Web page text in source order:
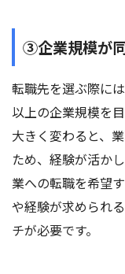
③企業規模が
転職先を選ぶ際に
以上の企業規模を
大きく変わると、
ため、経験が活か
業への転職を希望
や経験が求められ
チが必要です。